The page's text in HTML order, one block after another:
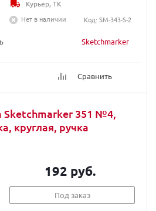
Sketchmarker
Сравнить
Курьер, ТК
Нет в наличии
Код: SM-343-S-2
Sketchmarker 351 №4,
круглая, ручка
192 руб.
Под заказ